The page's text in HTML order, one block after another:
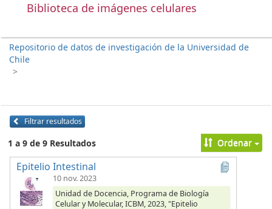
Biblioteca de imágenes celulares
Repositorio de datos de investigación de la Universidad de
Chile
>
Filtrar resultados
1 a 9 de 9 Resultados Ordenar
Epitelio Intestinal
10 nov. 2023
Unidad de Docencia, Programa de Biología
Celular y Molecular, ICBM, 2023, "Epitelio